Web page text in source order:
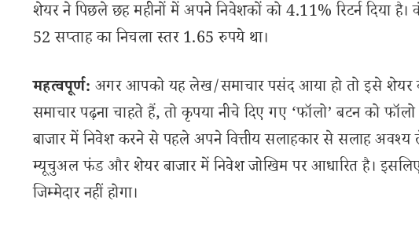
शेयर ने पिछले छह महीनों में अपने निवेशकों को 4.11% रिटर्न दिया
52 सप्ताह का निचला स्तर 1.65 रुपये था।
महत्वपूर्ण: अगर आपको यह लेख/समाचार पसंद आया हो तो इसे
समाचार पढ़ना चाहते हैं, तो कृपया नीचे दिए गए ‘फॉलो’ बटन को
बाजार में निवेश करने से पहले अपने वित्तीय सलाहकार से सलाह अवश्य
म्यूचुअल फंड और शेयर बाजार में निवेश जोखिम पर आधारित है। इसलिए,
जिम्मेदार नहीं होगा।